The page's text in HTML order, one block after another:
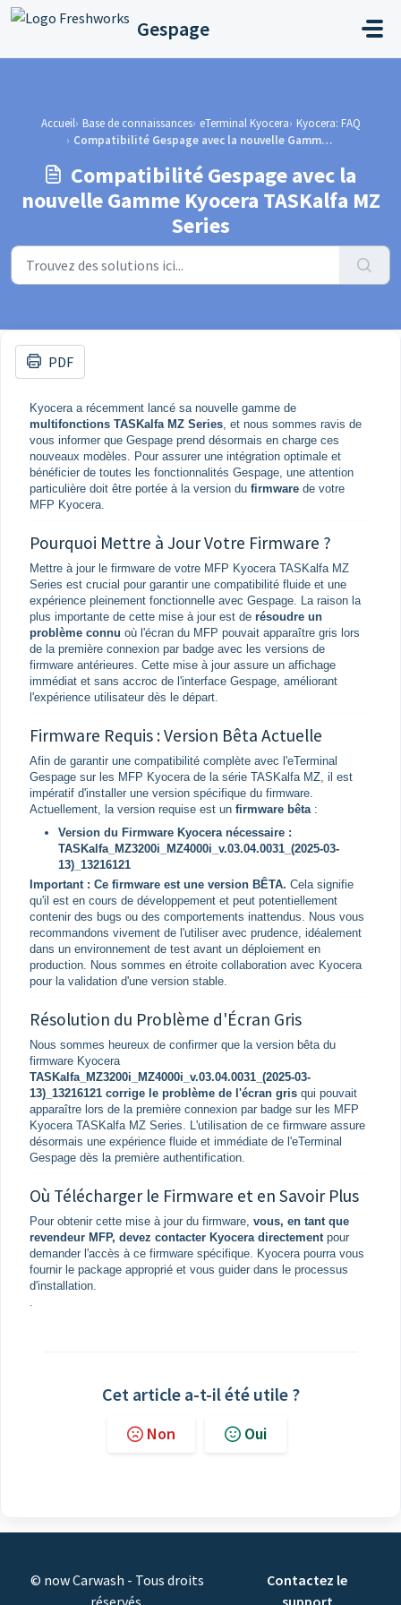
Passer au contenu principal
Gespage
Accueil Base de connaissances eTerminal Kyocera Kyocera: FAQ
Compatibilité Gespage avec la nouvelle Gamme Kyocera TASKalfa MZ Series
Compatibilité Gespage avec la
nouvelle Gamme Kyocera TASKalfa MZ
Series
PDF
Kyocera a récemment lancé sa nouvelle gamme de
multifonctions TASKalfa MZ Series, et nous sommes ravis de
vous informer que Gespage prend désormais en charge ces
nouveaux modèles. Pour assurer une intégration optimale et
bénéficier de toutes les fonctionnalités Gespage, une attention
particulière doit être portée à la version du firmware de votre
MFP Kyocera.
Pourquoi Mettre à Jour Votre Firmware ?
Mettre à jour le firmware de votre MFP Kyocera TASKalfa MZ
Series est crucial pour garantir une compatibilité fluide et une
expérience pleinement fonctionnelle avec Gespage. La raison la
plus importante de cette mise à jour est de résoudre un
problème connu où l'écran du MFP pouvait apparaître gris lors
de la première connexion par badge avec les versions de
firmware antérieures. Cette mise à jour assure un affichage
immédiat et sans accroc de l'interface Gespage, améliorant
l'expérience utilisateur dès le départ.
Firmware Requis : Version Bêta Actuelle
Afin de garantir une compatibilité complète avec l'eTerminal
Gespage sur les MFP Kyocera de la série TASKalfa MZ, il est
impératif d'installer une version spécifique du firmware.
Actuellement, la version requise est un firmware bêta:
Version du Firmware Kyocera nécessaire :
TASKalfa_MZ3200i_MZ4000i_v.03.04.0031_(2025-03-
13)_13216121
Important : Ce firmware est une version BÊTA. Cela signifie
qu'il est en cours de développement et peut potentiellement
contenir des bugs ou des comportements inattendus. Nous vous
recommandons vivement de l'utiliser avec prudence, idéalement
dans un environnement de test avant un déploiement en
production. Nous sommes en étroite collaboration avec Kyocera
pour la validation d'une version stable.
Résolution du Problème d'Écran Gris
Nous sommes heureux de confirmer que la version bêta du
firmware Kyocera
TASKalfa_MZ3200i_MZ4000i_v.03.04.0031_(2025-03-
13)_13216121 corrige le problème de l'écran gris qui pouvait
apparaître lors de la première connexion par badge sur les MFP
Kyocera TASKalfa MZ Series. L'utilisation de ce firmware assure
désormais une expérience fluide et immédiate de l'eTerminal
Gespage dès la première authentification.
Où Télécharger le Firmware et en Savoir Plus
Pour obtenir cette mise à jour du firmware, vous, en tant que
revendeur MFP, devez contacter Kyocera directementpour
demander l'accès à ce firmware spécifique. Kyocera pourra vous
fournir le package approprié et vous guider dans le processus
d'installation.
.
Cet article a-t-il été utile ?
Non Oui
© now Carwash - Tous droits
réservés.
Contactez le
support